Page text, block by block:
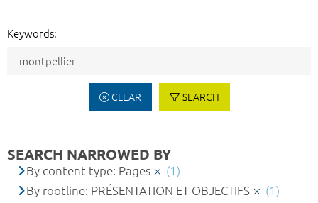
Keywords:
CLEAR SEARCH
SEARCH NARROWED BY
By content type: Pages
(1)
By rootline: PRÉSENTATION ET OBJECTIFS
(1)